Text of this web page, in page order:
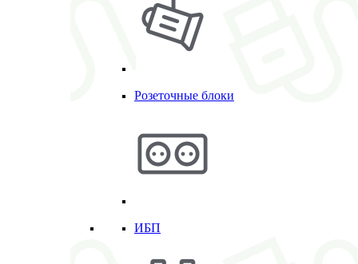
Розеточные блоки
ИБП